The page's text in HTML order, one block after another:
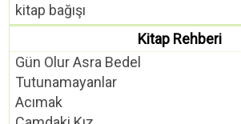
kitap bağışı
Kitap Rehberi
Gün Olur Asra Bedel
Tutunamayanlar
Acımak